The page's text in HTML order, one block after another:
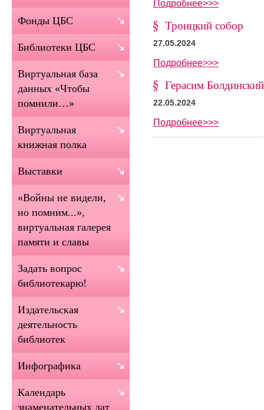
Подробнее>>>
Троицкий собор
27.05.2024
Подробнее>>>
Герасим Болдинский
22.05.2024
Подробнее>>>
Фонды ЦБС
Библиотеки ЦБС
Виртуальная база
данных «Чтобы
помнили…»
Виртуальная
книжная полка
Выставки
«Войны не видели,
но помним...»,
виртуальная галерея
памяти и славы
Задать вопрос
библиотекарю!
Издательская
деятельность
библиотек
Инфографика
Календарь
знаменательных дат